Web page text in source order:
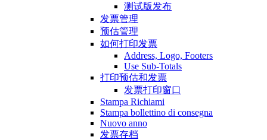
测试版发布
发票管理
预估管理
如何打印发票
Address, Logo, Footers
Use Sub-Totals
打印预估和发票
发票打印窗口
Stampa Richiami
Stampa bollettino di consegna
Nuovo anno
发票存档